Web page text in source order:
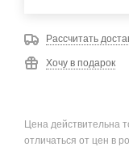
Рассчитать
Хочу в подарок
Цена действительна
отличаться от цен в